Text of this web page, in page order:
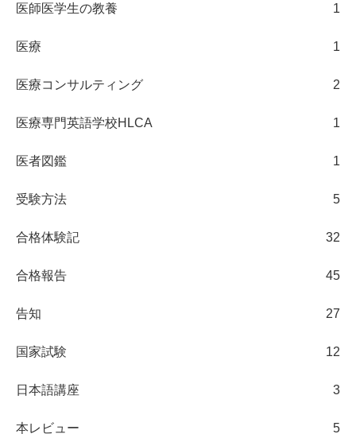
医師医学生の教養 1
医療 1
医療コンサルティング 2
医療専門英語学校HLCA 1
医者図鑑 1
受験方法 5
合格体験記 32
合格報告 45
告知 27
国家試験 12
日本語講座 3
本レビュー 5